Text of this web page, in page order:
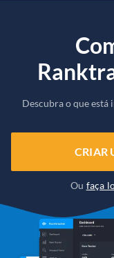
Descubra o que está
CRIAR
Ou faça